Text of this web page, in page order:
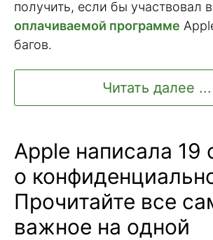
получить, если бы участвовал в
оплачиваемой программе
багов.
Читать далее ...
Apple написала 19
о
Прочитайте все
важное на одной